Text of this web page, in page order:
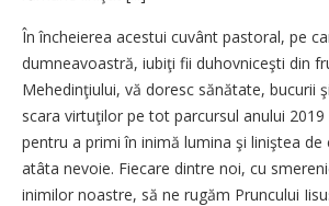
În încheierea acestui cuvânt pastoral, pe
dumneavoastră, iubiţi fii duhovniceşti din
Mehedinţiului, vă doresc sănătate, bucurii
scara virtuţilor pe tot parcursul anului
pentru a primi în inimă lumina şi liniştea
atâta nevoie. Fiecare dintre noi, cu
inimilor noastre, să ne rugăm Pruncului